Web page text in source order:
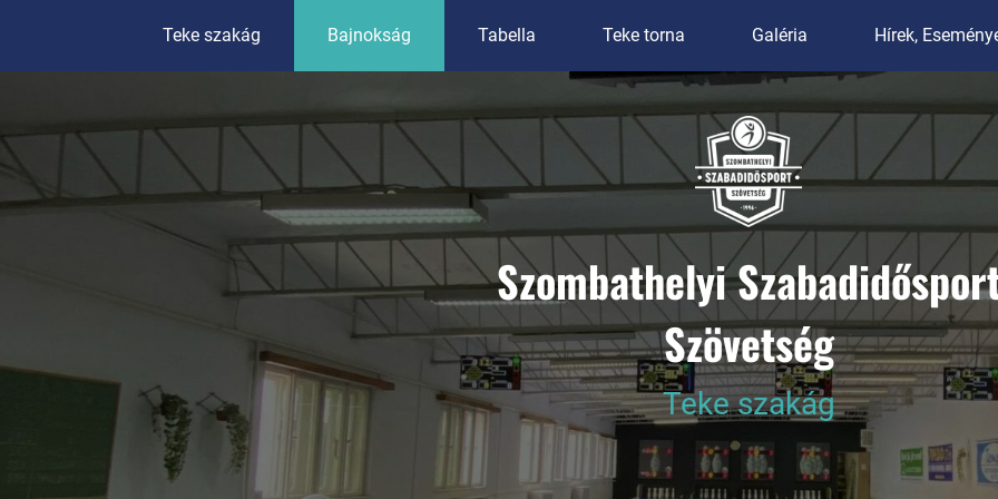
Teke szakág Bajnokság
I. osztály
II. osztály
Tabella Teke torna Galéria Hírek,
Szombathelyi
Szövetség
Teke szakág
Szombathelyi
Szövetség
Teke szakág
Szombathelyi
Szövetség
Teke szakág